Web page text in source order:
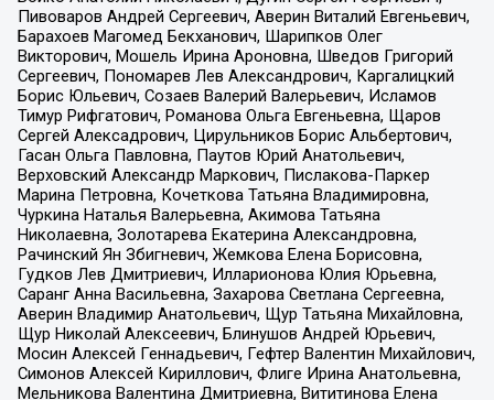
Пивоваров Андрей Сергеевич, Аверин Виталий Евгеньевич,
Барахоев Магомед Бекханович, Шарипков Олег
Викторович, Мошель Ирина Ароновна, Шведов Григорий
Сергеевич, Пономарев Лев Александрович, Каргалицкий
Борис Юльевич, Созаев Валерий Валерьевич, Исламов
Тимур Рифгатович, Романова Ольга Евгеньевна, Щаров
Сергей Алексадрович, Цирульников Борис Альбертович,
Гасан Ольга Павловна, Паутов Юрий Анатольевич,
Верховский Александр Маркович, Пислакова-Паркер
Марина Петровна, Кочеткова Татьяна Владимировна,
Чуркина Наталья Валерьевна, Акимова Татьяна
Николаевна, Золотарева Екатерина Александровна,
Рачинский Ян Збигневич, Жемкова Елена Борисовна,
Гудков Лев Дмитриевич, Илларионова Юлия Юрьевна,
Саранг Анна Васильевна, Захарова Светлана Сергеевна,
Аверин Владимир Анатольевич, Щур Татьяна Михайловна,
Щур Николай Алексеевич, Блинушов Андрей Юрьевич,
Мосин Алексей Геннадьевич, Гефтер Валентин Михайлович,
Симонов Алексей Кириллович, Флиге Ирина Анатольевна,
Мельникова Валентина Дмитриевна, Вититинова Елена